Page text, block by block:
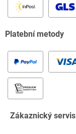
Platební metody
Zákaznický servis